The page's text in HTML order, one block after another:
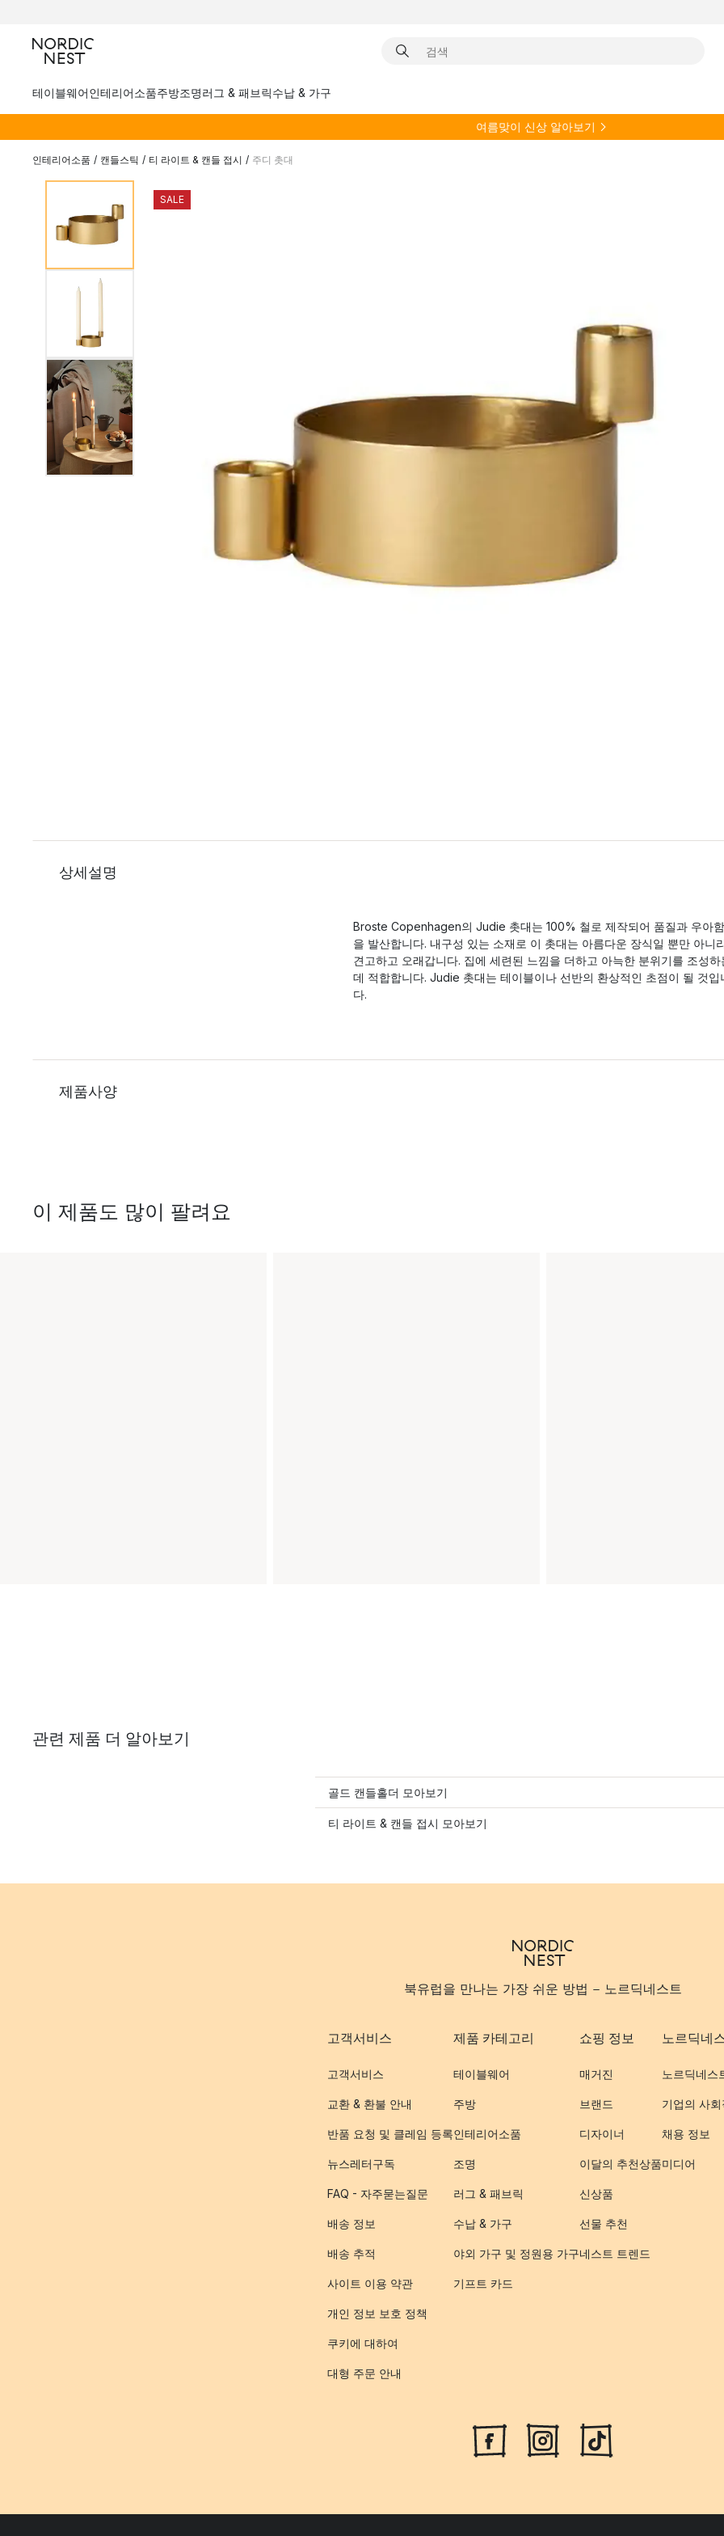
테이블웨어인테리어소품주방조명러그 & 패브릭수납 & 가구
여름맞이 신상 알아보기
인테리어소품 / 캔들스틱 / 티 라이트 & 캔들 접시 / 주디 촛대
SALE
상세설명
Broste Copenhagen의 Judie 촛대는 100% 철로 제작되어 품질과 우아함
을 발산합니다. 내구성 있는 소재로 이 촛대는 아름다운 장식일 뿐만 아니
견고하고 오래갑니다. 집에 세련된 느낌을 더하고 아늑한 분위기를 조성하
데 적합합니다. Judie 촛대는 테이블이나 선반의 환상적인 초점이 될 것입
다.
제품사양
이 제품도 많이 팔려요
관련 제품 더 알아보기
골드 캔들홀더 모아보기
티 라이트 & 캔들 접시 모아보기
북유럽을 만나는 가장 쉬운 방법 - 노르딕네스트
고객서비스
고객서비스
교환 & 환불 안내
반품 요청 및 클레임 등록
뉴스레터구독
FAQ - 자주묻는질문
배송 정보
배송 추적
사이트 이용 약관
개인 정보 보호 정책
쿠키에 대하여
대형 주문 안내
제품 카테고리
테이블웨어
주방
인테리어소품
조명
러그 & 패브릭
수납 & 가구
야외 가구 및 정원용 가구
기프트 카드
쇼핑 정보
매거진
브랜드
디자이너
이달의 추천상품
신상품
선물 추천
네스트 트렌드
노르딕네
노르딕네스
기업의 사회
채용 정보
미디어